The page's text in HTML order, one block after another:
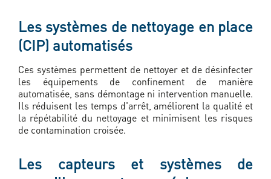
Les systèmes de nettoyage en place
(CIP) automatisés
Ces systèmes permettent de nettoyer et de désinfecter
les équipements de confinement de manière
automatisée, sans démontage ni intervention manuelle.
Ils réduisent les temps d'arrêt, améliorent la qualité et
la répétabilité du nettoyage et minimisent les risques
de contamination croisée.
Les capteurs et systèmes de